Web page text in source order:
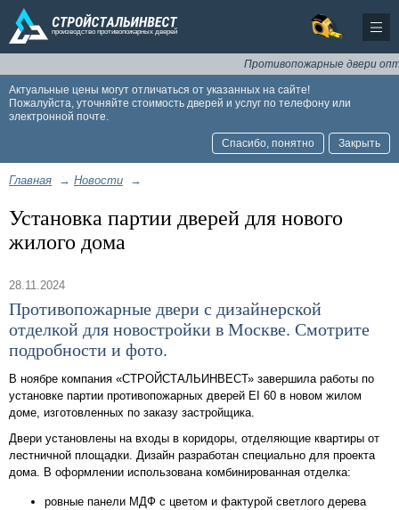
Противопожарные двери
Актуальные цены могут отличаться от указанных на сайте!
Пожалуйста, уточняйте стоимость дверей и услуг по телефону или
электронной почте.
Спасибо, понятно Закрыть
Главная → Новости →
Установка партии дверей для нового
жилого дома
28.11.2024
Противопожарные двери с дизайнерской
отделкой для новостройки в Москве. Смотрите
подробности и фото.
В ноябре компания «СТРОЙСТАЛЬИНВЕСТ» завершила работы по
установке партии противопожарных дверей EI 60 в новом жилом
доме, изготовленных по заказу застройщика.
Двери установлены на входы в коридоры, отделяющие квартиры от
лестничной площадки. Дизайн разработан специально для проекта
дома. В оформлении использована комбинированная отделка:
ровные панели МДФ с цветом и фактурой светлого дерева